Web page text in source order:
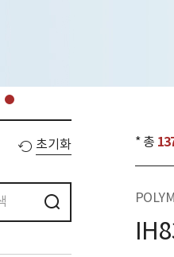
* 총
초기화